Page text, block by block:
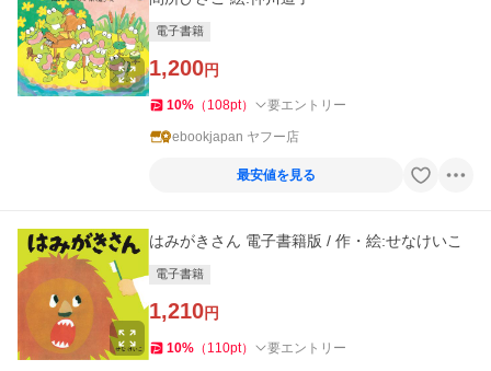
電子書籍
1,200円
10% （ 108pt） 要エントリー
ebookjapan ヤフー店
最安値を見る
はみがきさん 電子書籍版 / 作・絵:せなけいこ
電子書籍
1,210円
10% （ 110pt） 要エントリー